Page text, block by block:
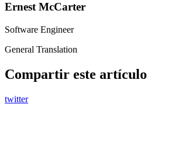
Ernest McCarter
Software Engineer
General Translation
Compartir este artículo
twitter